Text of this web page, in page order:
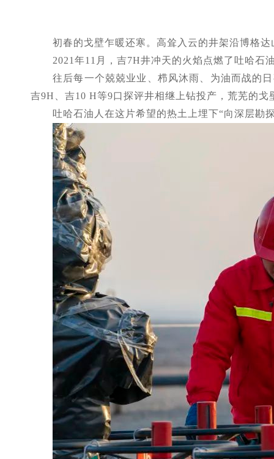
初春的戈壁乍暖还寒。高耸入云的井架沿博格
2021年11月，吉7H井冲天的火焰点燃了吐哈石
往后每一个兢兢业业、栉风沐雨、为油而战的
吉9H、吉10 H等9口探评井相继上钻投产，荒芜的戈
吐哈石油人在这片希望的热土上埋下“向深层勘